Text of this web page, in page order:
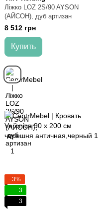
Ліжко LOZ 2S/90 AYSON
(АЙСОН), дуб артизан
8 512 грн
Купить
−3%
3
3